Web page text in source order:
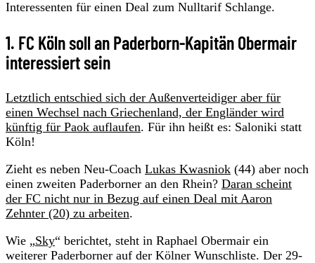
Interessenten für einen Deal zum Nulltarif Schlange.
1. FC Köln soll an Paderborn-Kapitän Obermair
interessiert sein
Letztlich entschied sich der Außenverteidiger aber für
einen Wechsel nach Griechenland, der Engländer wird
künftig für Paok auflaufen. Für ihn heißt es: Saloniki statt
Köln!
Zieht es neben Neu-Coach Lukas Kwasniok (44) aber noch
einen zweiten Paderborner an den Rhein? Daran scheint
der FC nicht nur in Bezug auf einen Deal mit Aaron
Zehnter (20) zu arbeiten.
Wie „Sky“ berichtet, steht in Raphael Obermair ein
weiterer Paderborner auf der Kölner Wunschliste. Der 29-